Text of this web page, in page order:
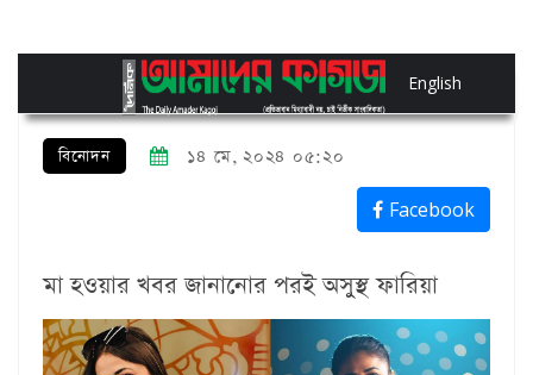
English
বিনোদন ১৪ মে, ২০২৪ ০৫:২০
Facebook
মা হওয়ার খবর জানানোর পরই অসুস্থ ফারিয়া